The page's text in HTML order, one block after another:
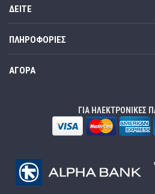
ΔΕΊΤΕ
ΠΛΗΡΟΦΟΡΊΕΣ
ΑΓΟΡΆ
ΓΙΑ ΗΛΕΚΤΡΟΝΙΚΕΣ